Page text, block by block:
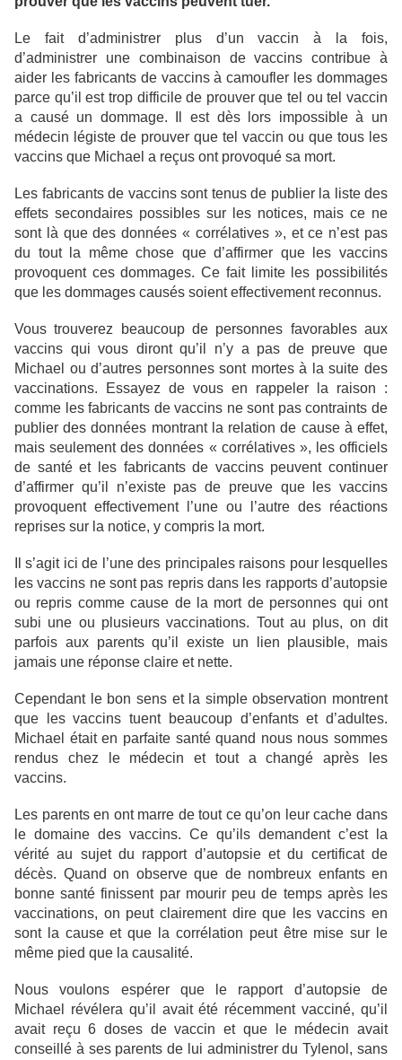
Le fait d’administrer plus d’un vaccin à la fois,
d’administrer une combinaison de vaccins contribue à
aider les fabricants de vaccins à camoufler les dommages
parce qu’il est trop difficile de prouver que tel ou tel vaccin
a causé un dommage. Il est dès lors impossible à un
médecin légiste de prouver que tel vaccin ou que tous les
vaccins que Michael a reçus ont provoqué sa mort.
Les fabricants de vaccins sont tenus de publier la liste des
effets secondaires possibles sur les notices, mais ce ne
sont là que des données « corrélatives », et ce n’est pas
du tout la même chose que d’affirmer que les vaccins
provoquent ces dommages. Ce fait limite les possibilités
que les dommages causés soient effectivement reconnus.
Vous trouverez beaucoup de personnes favorables aux
vaccins qui vous diront qu’il n’y a pas de preuve que
Michael ou d’autres personnes sont mortes à la suite des
vaccinations. Essayez de vous en rappeler la raison :
comme les fabricants de vaccins ne sont pas contraints de
publier des données montrant la relation de cause à effet,
mais seulement des données « corrélatives », les officiels
de santé et les fabricants de vaccins peuvent continuer
d’affirmer qu’il n’existe pas de preuve que les vaccins
provoquent effectivement l’une ou l’autre des réactions
reprises sur la notice, y compris la mort.
Il s’agit ici de l’une des principales raisons pour lesquelles
les vaccins ne sont pas repris dans les rapports d’autopsie
ou repris comme cause de la mort de personnes qui ont
subi une ou plusieurs vaccinations. Tout au plus, on dit
parfois aux parents qu’il existe un lien plausible, mais
jamais une réponse claire et nette.
Cependant le bon sens et la simple observation montrent
que les vaccins tuent beaucoup d’enfants et d’adultes.
Michael était en parfaite santé quand nous nous sommes
rendus chez le médecin et tout a changé après les
vaccins.
Les parents en ont marre de tout ce qu’on leur cache dans
le domaine des vaccins. Ce qu’ils demandent c’est la
vérité au sujet du rapport d’autopsie et du certificat de
décès. Quand on observe que de nombreux enfants en
bonne santé finissent par mourir peu de temps après les
vaccinations, on peut clairement dire que les vaccins en
sont la cause et que la corrélation peut être mise sur le
même pied que la causalité.
Nous voulons espérer que le rapport d’autopsie de
Michael révélera qu’il avait été récemment vacciné, qu’il
avait reçu 6 doses de vaccin et que le médecin avait
conseillé à ses parents de lui administrer du Tylenol, sans